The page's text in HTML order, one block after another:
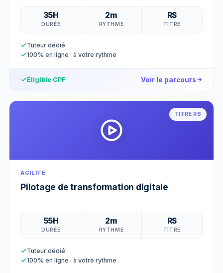
35H
DURÉE
2m
RYTHME
RS
TITRE
Tuteur dédié
100% en ligne · à votre rythme
Éligible CPF Voir le parcours
TITRE RS
AGILITÉ
Pilotage de transformation digitale
55H
DURÉE
2m
RYTHME
RS
TITRE
Tuteur dédié
100% en ligne · à votre rythme